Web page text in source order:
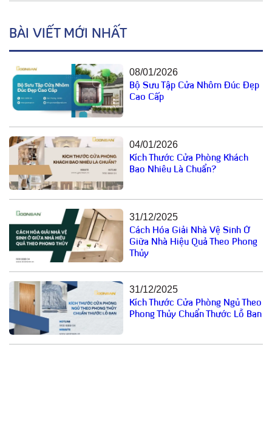
BÀI VIẾT MỚI NHẤT
08/01/2026
Bộ Sưu Tập Cửa Nhôm Đúc Đẹp
Cao Cấp
04/01/2026
Kích Thước Cửa Phòng Khách
Bao Nhiêu Là Chuẩn?
31/12/2025
Cách Hóa Giải Nhà Vệ Sinh Ở
Giữa Nhà Hiệu Quả Theo Phong
Thủy
31/12/2025
Kích Thước Cửa Phòng Ngủ Theo
Phong Thủy Chuẩn Thước Lỗ Ban